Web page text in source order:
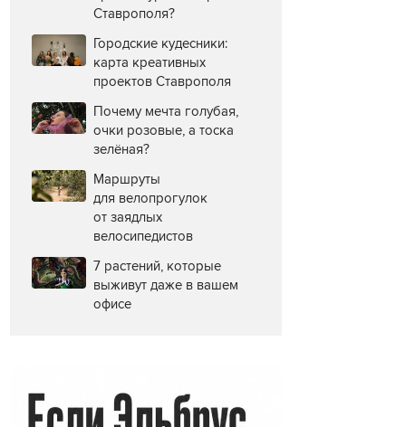
Ставрополя?
Городские кудесники:
карта креативных
проектов Ставрополя
Почему мечта голубая,
очки розовые, а тоска
зелёная?
Маршруты
для велопрогулок
от заядлых
велосипедистов
7 растений, которые
выживут даже в вашем
офисе